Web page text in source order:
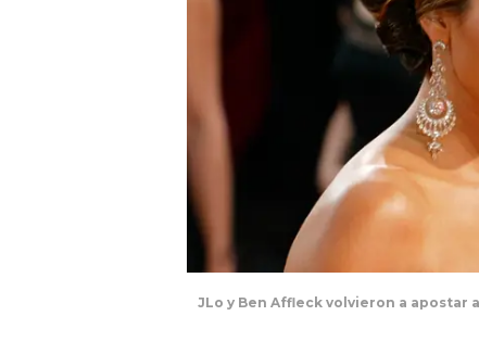
JLo y Ben Affleck volvieron a apostar